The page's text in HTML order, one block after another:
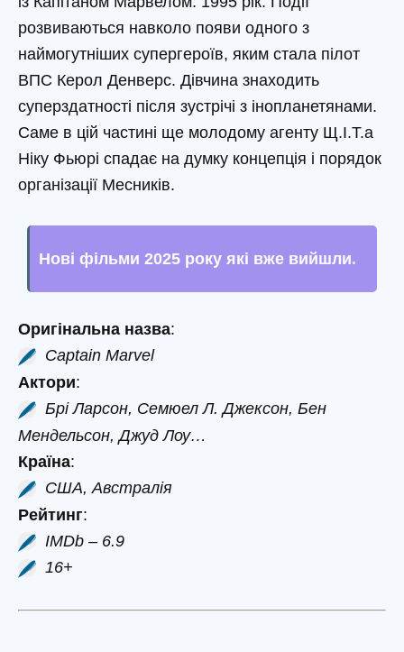
розвиваються навколо появи одного з
наймогутніших супергероїв, яким стала пілот
ВПС Керол Денверс. Дівчина знаходить
суперздатності після зустрічі з інопланетянами.
Саме в цій частині ще молодому агенту Щ.І.Т.а
Ніку Фьюрі спадає на думку концепція і порядок
організації Месників.
Нові фільми 2025 року які вже вийшли.
Оригінальна назва:
Captain Marvel
Актори:
Брі Ларсон, Семюел Л. Джексон, Бен
Мендельсон, Джуд Лоу…
Країна:
США, Австралія
Рейтинг:
IMDb – 6.9
16+